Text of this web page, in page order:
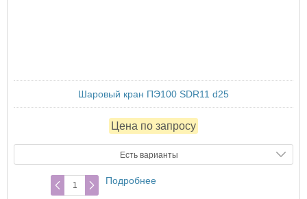
Шаровый кран ПЭ100 SDR11 d25
Цена по запросу
Есть варианты
Подробнее